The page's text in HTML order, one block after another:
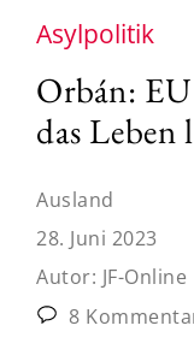
Asylpolitik
Orbán:
das Leben
Ausland
28. Juni 2023
Autor: JF-Online
8